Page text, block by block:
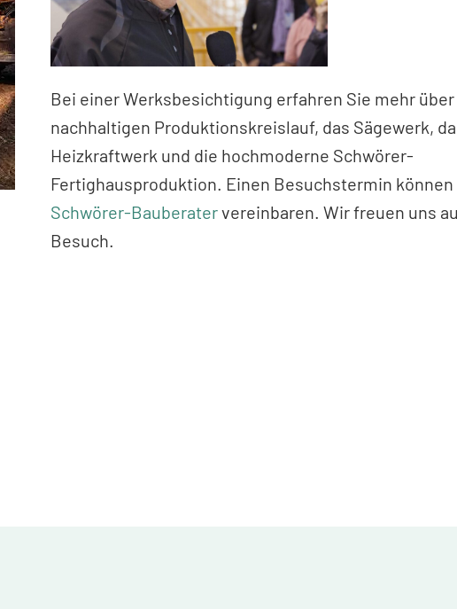
Bei einer Werksbesichtigung erfahren Sie mehr
nachhaltigen Produktionskreislauf, das Sägewerk,
Heizkraftwerk und die hochmoderne Schwörer-
Fertighausproduktion. Einen Besuchstermin können
Schwörer-Bauberatervereinbaren. Wir freuen uns
Besuch.